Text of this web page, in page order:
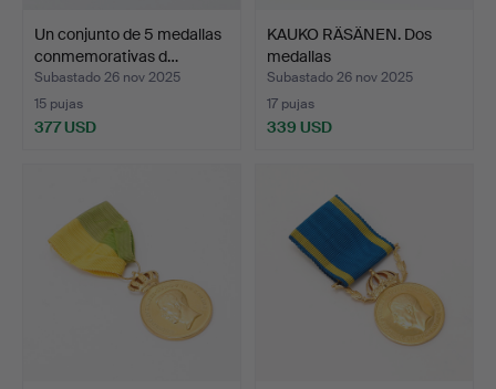
Un conjunto de 5 medallas
conmemorativas d…
Subastado 26 nov 2025
15 pujas
377 USD
KAUKO RÄSÄNEN. Dos
medallas
conmemorativas…
Subastado 26 nov 2025
17 pujas
339 USD